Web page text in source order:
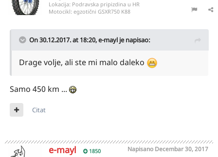
Lokacija: Podravska pripizdina u HR
Motocikl: egzotični GSXR750 K88
On 30.12.2017. at 18:20,e-mayl je napisao:
Drage volje, ali ste mi malo daleko
Samo 450 km ...
Citat
e-mayl 1850 Napisano Decembar 30, 2017